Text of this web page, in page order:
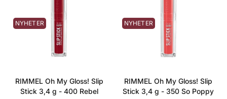
NYHETER
RIMMEL Oh My Gloss! Slip
Stick 3,4 g - 400 Rebel
NYHETER
RIMMEL Oh My Gloss! Slip
Stick 3,4 g - 350 So Poppy